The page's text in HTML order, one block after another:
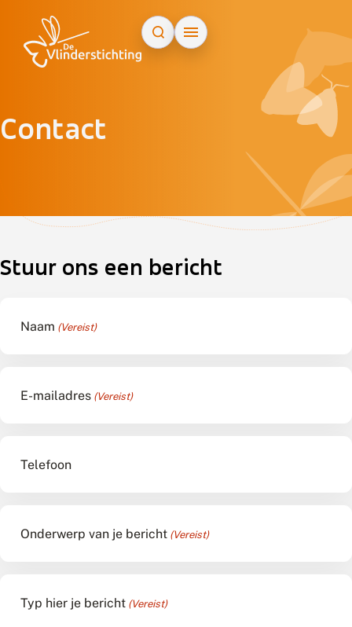
Contact
Stuur ons een bericht
Naam (Vereist)
E-mailadres (Vereist)
Telefoon
Onderwerp van je bericht (Vereist)
Typ hier je bericht (Vereist)